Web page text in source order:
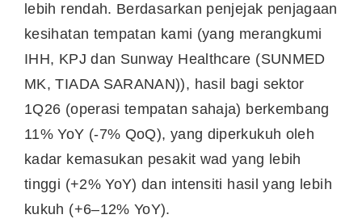
lebih rendah. Berdasarkan penjejak penjagaan
kesihatan tempatan kami (yang merangkumi
IHH, KPJ dan Sunway Healthcare (SUNMED
MK, TIADA SARANAN)), hasil bagi sektor
1Q26 (operasi tempatan sahaja) berkembang
11% YoY (-7% QoQ), yang diperkukuh oleh
kadar kemasukan pesakit wad yang lebih
tinggi (+2% YoY) dan intensiti hasil yang lebih
kukuh (+6–12% YoY).